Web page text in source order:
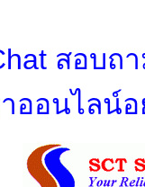
สอบถ
าออนไลน์